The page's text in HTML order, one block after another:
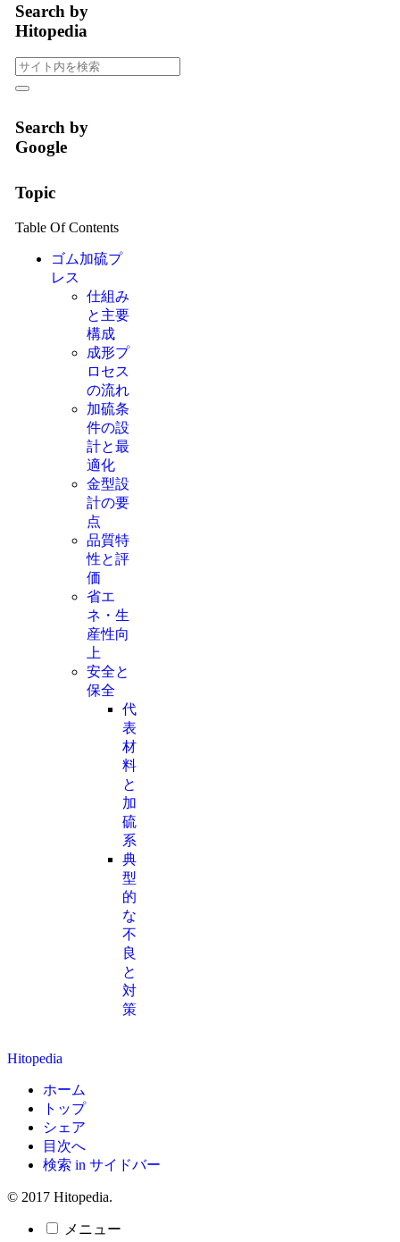
Search by
Hitopedia
Search by
Google
Topic
Table Of Contents
ゴム加硫プ
レス
仕組み
と主要
構成
成形プ
ロセス
の流れ
加硫条
件の設
計と最
適化
金型設
計の要
点
品質特
性と評
価
省エ
ネ・生
産性向
上
安全と
保全
代
表
材
料
と
加
硫
系
典
型
的
な
不
良
と
対
策
Hitopedia
ホーム
トップ
シェア
目次へ
検索 in サイドバー
© 2017 Hitopedia.
メニュー